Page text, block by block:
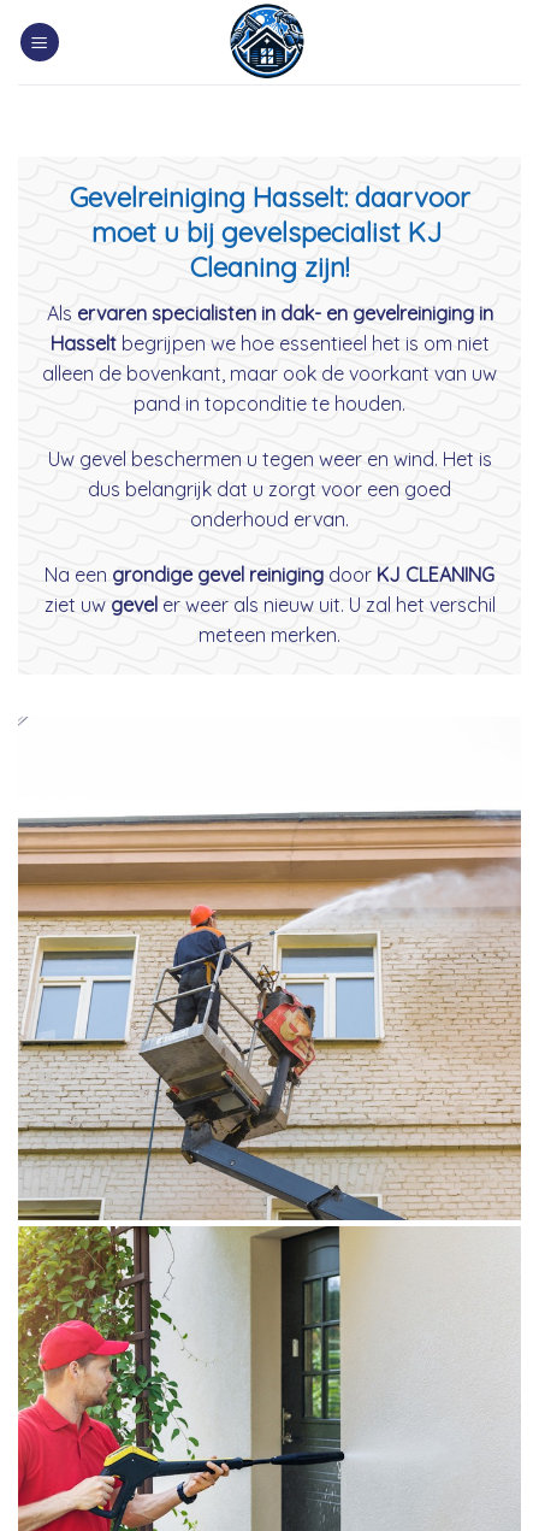
Gevelreiniging Hasselt: daarvoor
moet u bij gevelspecialist KJ
Cleaning zijn!
Als ervaren specialisten in dak- en gevelreiniging in
Hasseltbegrijpen we hoe essentieel het is om niet
alleen de bovenkant, maar ook de voorkant van uw
pand in topconditie te houden.
Uw gevel beschermen u tegen weer en wind. Het is
dus belangrijk dat u zorgt voor een goed
onderhoud ervan.
Na een grondige gevel reiniging door KJ CLEANING
ziet uw geveler weer als nieuw uit. U zal het verschil
meteen merken.